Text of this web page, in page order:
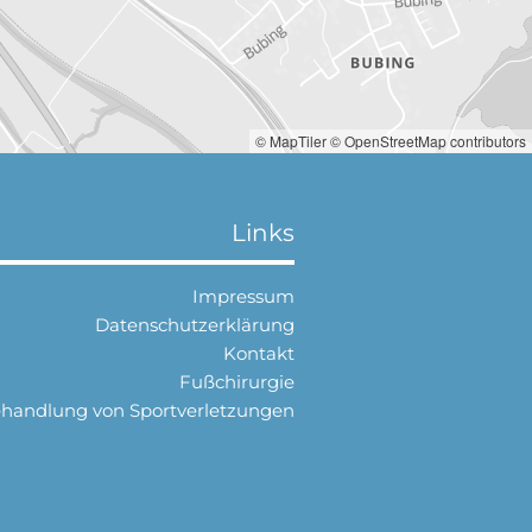
© MapTiler© OpenStreetMap contributors
Links
Impressum
Datenschutzerklärung
Kontakt
Fußchirurgie
von Sportverletzungen